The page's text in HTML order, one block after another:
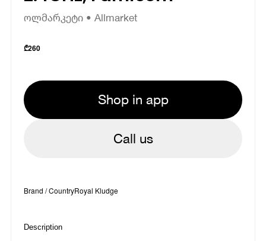
ოლმარკეტი • Allmarket
₾260
Shop in app
Call us
Brand / CountryRoyal Kludge
Description